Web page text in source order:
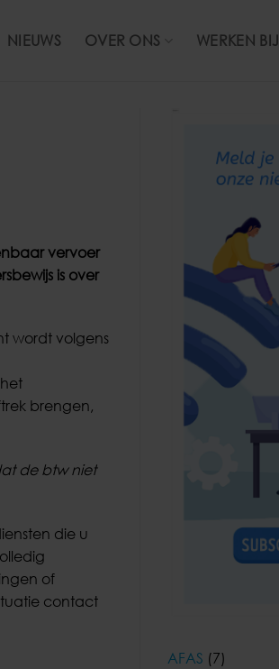
NIEUWS OVER ONS WERKEN BIJ
vervoer
is over
wordt volgens
brengen,
de btw niet
die u
of
contact
AFAS (7)